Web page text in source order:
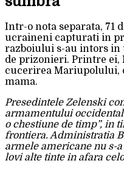
Intr-o nota separata, 71
ucraineni capturati in
razboiului s-au intors in
de prizonieri. Printre ei,
cucerirea Mariupolului,
mama.
Presedintele Zelenski
armamentului
o chestiune de timp”, in
frontiera. Administratia
armele americane nu s-
lovi alte tinte in afara